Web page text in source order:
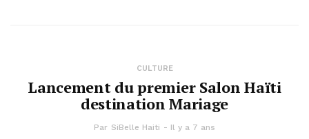
CULTURE
Lancement du premier Salon Haïti
destination Mariage
Par SiBelle Haiti Il y a 7 ans